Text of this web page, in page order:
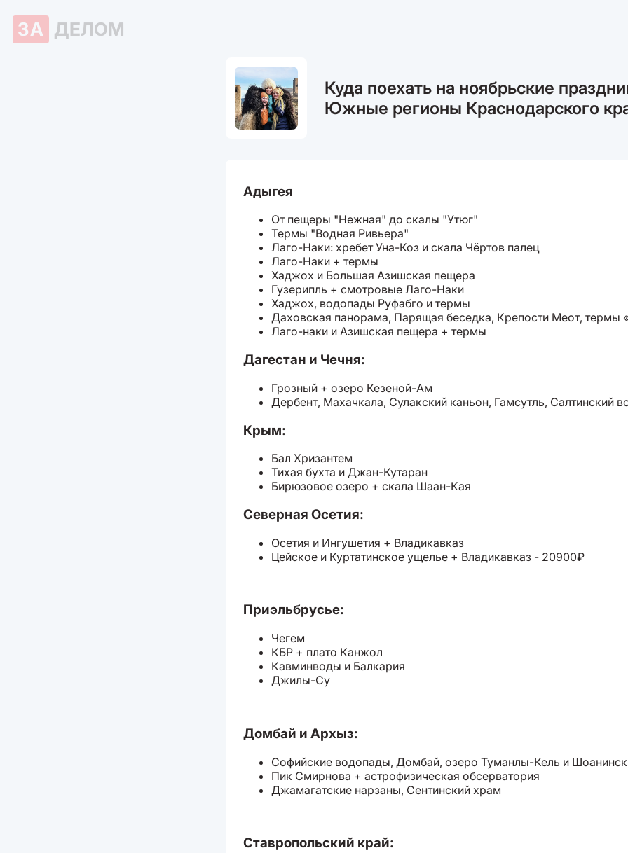
ЗА ДЕЛОМ
Куда поехать на ноябрьские
Южные регионы Краснодарского
Адыгея
От пещеры "Нежная" до скалы "Утюг"
Термы "Водная Ривьера"
Лаго-Наки: хребет Уна-Коз и скала Чёртов палец
Лаго-Наки + термы
Хаджох и Большая Азишская пещера
Гузерипль + смотровые Лаго-Наки
Хаджох, водопады Руфабго и термы
Даховская панорама, Парящая беседка, Крепости Меот, термы
Лаго-наки и Азишская пещера + термы
Дагестан и Чечня:
Грозный + озеро Кезеной-Ам
Дербент, Махачкала, Сулакский каньон, Гамсутль, Салтинский
Крым:
Бал Хризантем
Тихая бухта и Джан-Кутаран
Бирюзовое озеро + скала Шаан-Кая
Северная Осетия:
Осетия и Ингушетия + Владикавказ
Цейское и Куртатинское ущелье + Владикавказ - 20900₽
Приэльбрусье:
Чегем
КБР + плато Канжол
Кавминводы и Балкария
Джилы-Су
Домбай и Архыз:
Софийские водопады, Домбай, озеро Туманлы-Кель и
Пик Смирнова + астрофизическая обсерватория
Джамагатские нарзаны, Сентинский храм
Ставропольский край: